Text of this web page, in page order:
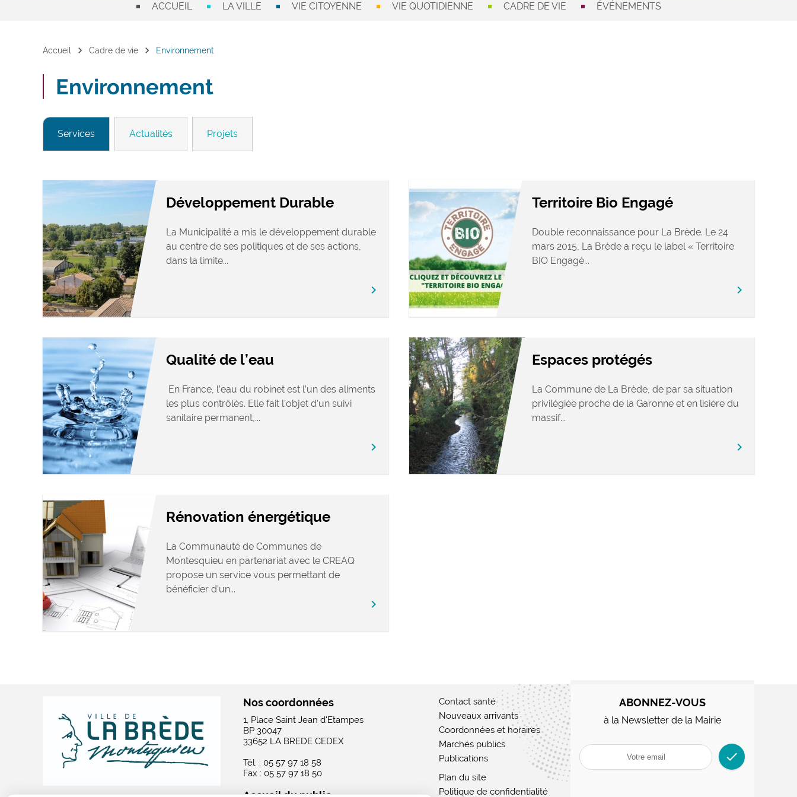
ACCUEIL LA VILLE VIE CITOYENNE VIE QUOTIDIENNE CADRE DE VIE ÉVÉNEMENTS
Accueil chevron_right Cadre de vie chevron_right Environnement
Environnement
Services Actualités Projets
Développement Durable
La Municipalité a mis le développement durable
au centre de ses politiques et de ses actions,
dans la limite...
chevron_right
Territoire Bio Engagé
Double reconnaissance pour La Brède. Le 24
mars 2015, La Brède a reçu le label « Territoire
BIO Engagé...
chevron_right
Qualité de l’eau
En France, l’eau du robinet est l’un des aliments
les plus contrôlés. Elle fait l’objet d’un suivi
sanitaire permanent,...
chevron_right
Espaces protégés
La Commune de La Brède, de par sa situation
privilégiée proche de la Garonne et en lisière du
massif...
chevron_right
Rénovation énergétique
La Communauté de Communes de
Montesquieu en partenariat avec le CREAQ
propose un service vous permettant de
bénéficier d’un...
chevron_right
Nos coordonnées
1, Place Saint Jean d'Etampes
BP 30047
33652 LA BREDE CEDEX
Tél. : 05 57 97 18 58
Fax : 05 57 97 18 50
Contact santé
Nouveaux arrivants
Coordonnées et horaires
Marchés publics
Publications
Plan du site
Politique de confidentialité
ABONNEZ-VOUS
à la Newsletter de la Mairie
check